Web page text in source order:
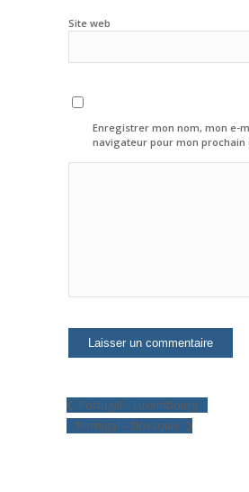
Site web
Enregistrer mon nom, mon e-
navigateur pour mon prochain
Portugal – Luxembourg
Portugal – Slovaquie